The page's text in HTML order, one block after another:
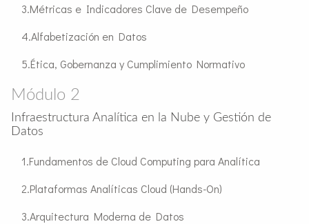
Métricas e Indicadores Clave de Desempeño
Alfabetización en Datos
Ética, Gobernanza y Cumplimiento Normativo
Módulo 2
Infraestructura Analítica en la Nube y Gestión de
Datos
Fundamentos de Cloud Computing para Analítica
Plataformas Analíticas Cloud (Hands-On)
Arquitectura Moderna de Datos